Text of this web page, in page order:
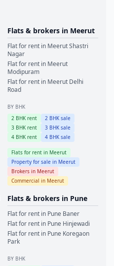
Flats & brokers in Meerut
Flat for rent in MeerutShastri
Nagar
Flat for rent in Meerut
Modipuram
Flat for rent in Meerut Delhi
Road
BY BHK
2 BHK rent 2 BHK sale
3 BHK rent 3 BHK sale
4 BHK rent 4 BHK sale
Flats for rent in Meerut
Property for sale in Meerut
Brokers in Meerut
Commercial in Meerut
Flats & brokers in Pune
Flat for rent in Pune Baner
Flat for rent in Pune Hinjewadi
Flat for rent in Pune Koregaon
Park
BY BHK